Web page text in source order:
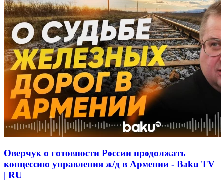
Оверчук о готовности России продолжать
концессию управления ж/д в Армении - Baku TV
| RU